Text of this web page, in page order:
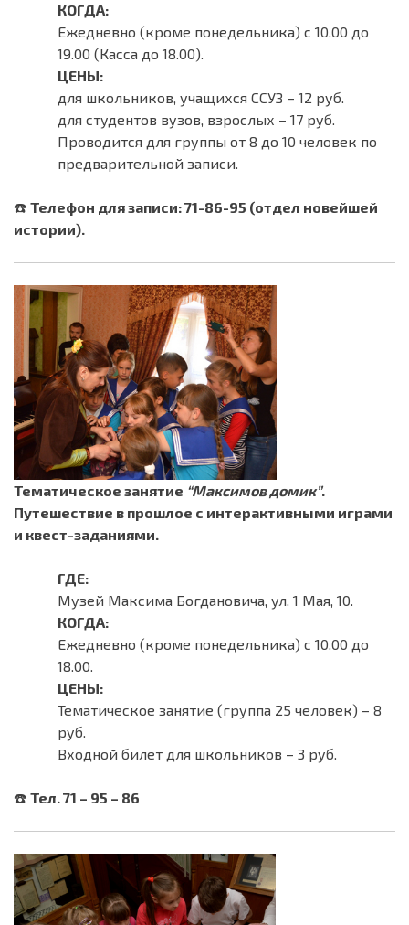
КОГДА:
Ежедневно (кроме понедельника) с 10.00 до
19.00 (Касса до 18.00).
ЦЕНЫ:
для школьников, учащихся ССУЗ – 12 руб.
для студентов вузов, взрослых – 17 руб.
Проводится для группы от 8 до 10 человек по
предварительной записи.
☎️ Телефон для записи: 71-86-95 (отдел новейшей
истории).
Тематическое занятие “Максимов домик”.
Путешествие в прошлое с интерактивными играми
и квест-заданиями.
ГДЕ:
Музей Максима Богдановича, ул. 1 Мая, 10.
КОГДА:
Ежедневно (кроме понедельника) с 10.00 до
18.00.
ЦЕНЫ:
Тематическое занятие (группа 25 человек) – 8
руб.
Входной билет для школьников – 3 руб.
☎️ Тел. 71 – 95 – 86